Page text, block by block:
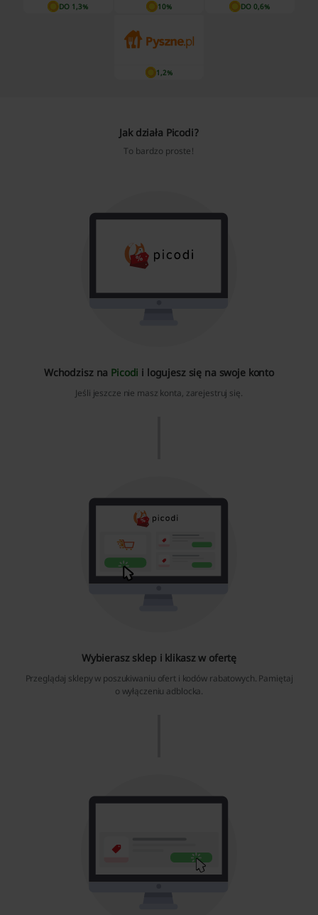
DO 1,3% 10% DO 0,6%
1,2%
Jak działa Picodi?
To bardzo proste!
Wchodzisz na Picodi i logujesz się na swoje konto
Jeśli jeszcze nie masz konta, zarejestruj się.
Wybierasz sklep i klikasz w ofertę
Przeglądaj sklepy w poszukiwaniu ofert i kodów rabatowych. Pamiętaj
o wyłączeniu adblocka.